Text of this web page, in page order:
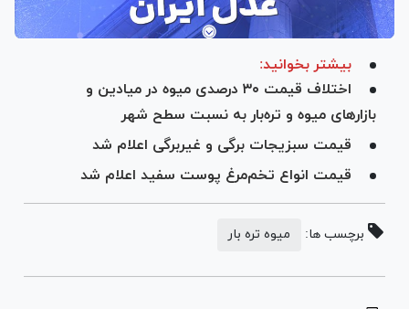
بیشتر بخوانید:
اختلاف قیمت ۳۰ درصدی میوه در میادین و
بازار‌های میوه و تره‌بار به نسبت سطح شهر
قیمت سبزیجات برگی و غیربرگی اعلام شد
قیمت انواع تخم‌مرغ پوست سفید اعلام شد
برچسب ها: میوه تره بار